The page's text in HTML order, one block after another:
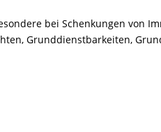
bei Schenkungen von
Grunddienstbarkeiten,